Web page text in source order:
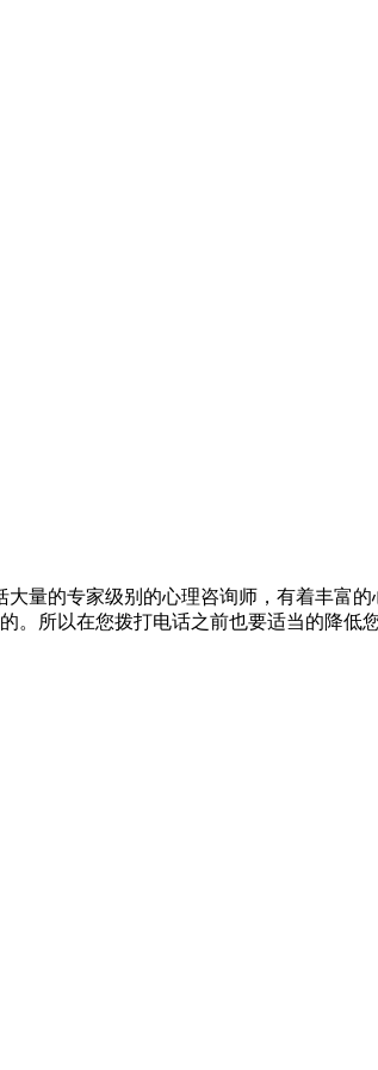
量的专家级别的心理咨询师，有着丰富
所以在您拨打电话之前也要适当的降低